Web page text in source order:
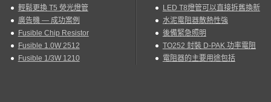
輕鬆更換 T5 熒光燈管
廣告機 — 成功案例
Fusible Chip Resistor
Fusible 1.0W 2512
Fusible 1/3W 1210
LED T8燈管可以直接拆舊換新
水泥電阻器散熱性強
後備緊急照明
TO252 封裝 D-PAK 功率電阻
電阻器的主要用途包括